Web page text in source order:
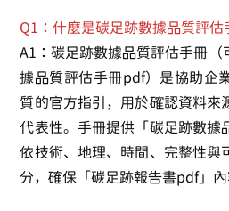
Q1：什麼是碳足跡數據品質評估
A1：碳足跡數據品質評估手冊（
據品質評估手冊pdf）是協助企
質的官方指引，用於確認資料來
代表性。手冊提供「碳足跡數據
依技術、地理、時間、完整性與
分，確保「碳足跡報告書pdf」內